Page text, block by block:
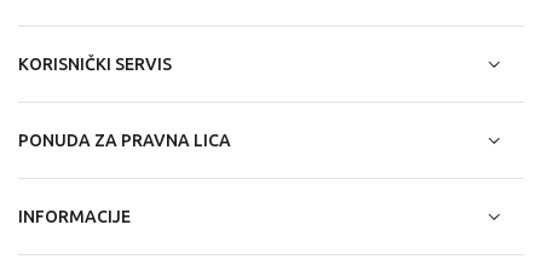
KORISNIČKI SERVIS
PONUDA ZA PRAVNA LICA
INFORMACIJE